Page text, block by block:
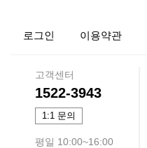
로그인 이용약관
고객센터
1522-3943
1:1 문의
평일 10:00~16:00